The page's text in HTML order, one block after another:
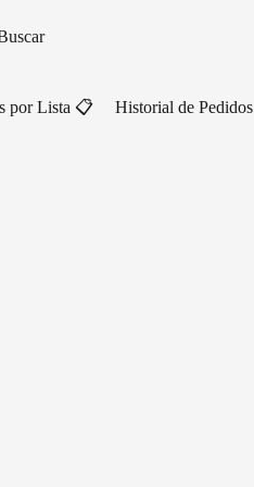
por Lista 📋 Historial de Pedidos